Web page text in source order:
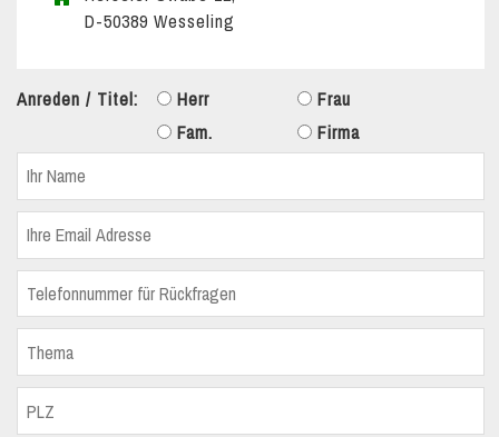
D-50389 Wesseling
Anreden / Titel: Herr
Frau
Fam.
Firma